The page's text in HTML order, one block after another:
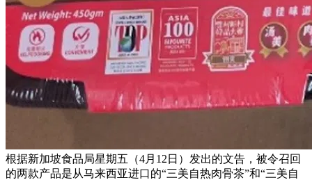
根据新加坡食品局星期五（4月12日）发出的文告，被令召回
的两款产品是从马来西亚进口的“三美自热肉骨茶”和“三美自